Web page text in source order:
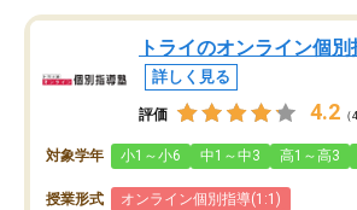
トライのオンライン個
詳しく見る
評価 4.2
対象学年 小1～小6 中1～中3 高1～高3
授業形式 オンライン個別指導(1:1)